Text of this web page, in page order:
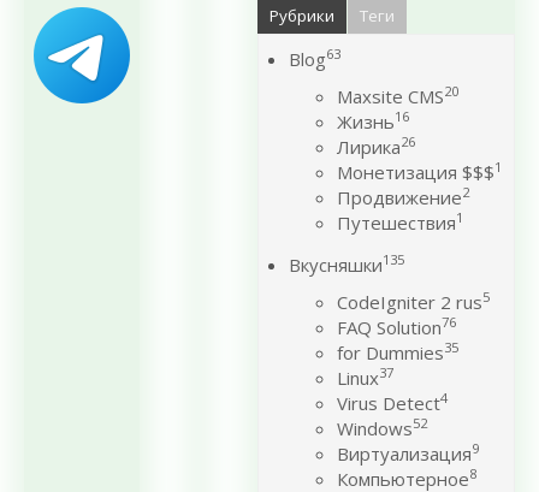
Рубрики Теги
Blog63
Maxsite CMS20
Жизнь16
Лирика26
Монетизация $$$1
Продвижение2
Путешествия1
Вкусняшки135
CodeIgniter 2 rus5
FAQ Solution76
for Dummies35
Linux37
Virus Detect4
Windows52
Виртуализация9
Компьютерное8